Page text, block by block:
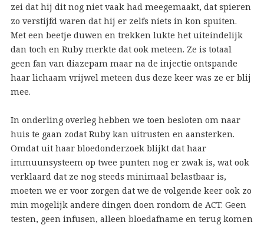
zei dat hij dit nog niet vaak had meegemaakt, dat spieren
zo verstijfd waren dat hij er zelfs niets in kon spuiten.
Met een beetje duwen en trekken lukte het uiteindelijk
dan toch en Ruby merkte dat ook meteen. Ze is totaal
geen fan van diazepam maar na de injectie ontspande
haar lichaam vrijwel meteen dus deze keer was ze er blij
mee.
In onderling overleg hebben we toen besloten om naar
huis te gaan zodat Ruby kan uitrusten en aansterken.
Omdat uit haar bloedonderzoek blijkt dat haar
immuunsysteem op twee punten nog er zwak is, wat ook
verklaard dat ze nog steeds minimaal belastbaar is,
moeten we er voor zorgen dat we de volgende keer ook zo
min mogelijk andere dingen doen rondom de ACT. Geen
testen, geen infusen, alleen bloedafname en terug komen